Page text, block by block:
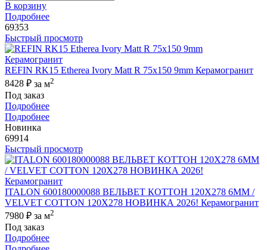
В корзину
Подробнее
69353
Быстрый просмотр
REFIN RK15 Etherea Ivory Matt R 75x150 9mm Керамогранит
8428 ₽ за м2
Под заказ
Подробнее
Подробнее
Новинка
69914
Быстрый просмотр
ITALON 600180000088 ВЕЛЬВЕТ КОТТОН 120X278 6ММ /
VELVET COTTON 120X278 НОВИНКА 2026! Керамогранит
7980 ₽ за м2
Под заказ
Подробнее